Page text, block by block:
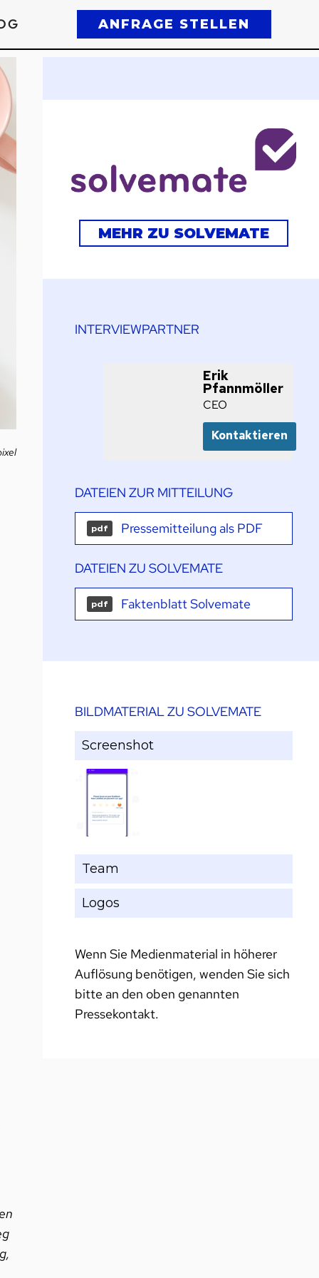
ANFRAGE STELLEN
MEHR ZU SOLVEMATE
INTERVIEWPARTNER
Erik
Pfannmöller
CEO
Kontaktieren
DATEIEN ZUR MITTEILUNG
pdf Pressemitteilung als PDF
DATEIEN ZU SOLVEMATE
pdf Faktenblatt Solvemate
BILDMATERIAL ZU SOLVEMATE
Screenshot
Team
Logos
Wenn Sie Medienmaterial in höherer
Auflösung benötigen, wenden Sie sich
bitte an den oben genannten
Pressekontakt.